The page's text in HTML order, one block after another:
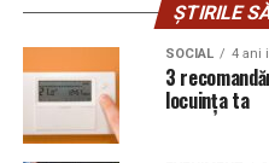
ȘTIRILE
SOCIAL 4 ani
3
locuința ta